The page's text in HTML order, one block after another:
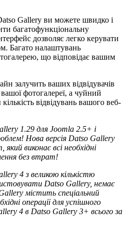
Gallery ви можете швидко і
багатофункціональну
дозволяє легко керувати
Багато налаштувань
що відповідає вашим
залучить ваших відвідувачів
фотогалереї, а чуйний
відвідувань вашого веб-
1.29 для Joomla 2.5+ і
Нова версія Datso Gallery
виконає всі необхідні
без втрат!
4 з великою кількістю
Datso Gallery, немає
містить спеціальний
операції для успішного
4 в Datso Gallery 3+ всього за